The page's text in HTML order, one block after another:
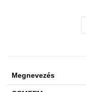
Megnevezés